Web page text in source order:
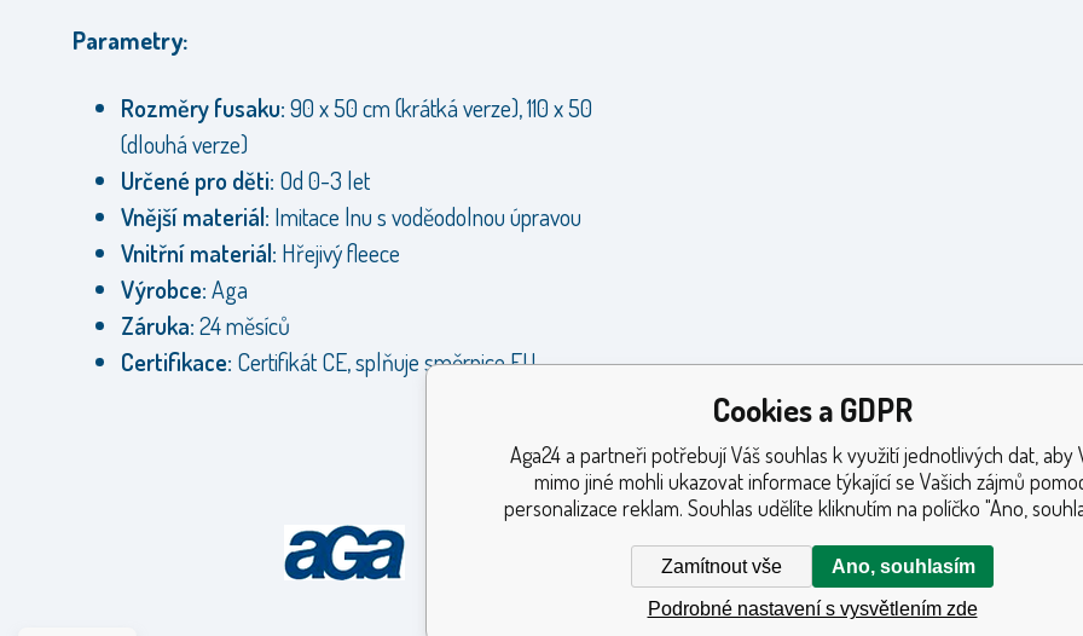
Parametry:
Rozměry fusaku:90 x 50 cm (krátká verze), 110 x 50
(dlouhá verze)
Určené pro děti: Od 0-3 let
Vnější materiál: Imitace lnu s voděodolnou úpravou
Vnitřní materiál: Hřejivý fleece
Výrobce:Aga
Záruka:24 měsíců
Certifikace: Certifikát CE, splňuje směrnice EU
Cookies a GDPR
Aga24 a partneři potřebují Váš souhlas k využití jednotlivých dat, aby
mimo jiné mohli ukazovat informace týkající se Vašich zájmů
personalizace reklam. Souhlas udělíte kliknutím na políčko "Ano,
Zamítnout vše Ano, souhlasím
Podrobné nastavení s vysvětlením zde